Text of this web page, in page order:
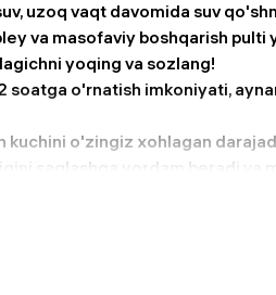
uzoq vaqt davomida suv
va masofaviy boshqarish pulti
yoqing va sozlang!
soatga o'rnatish imkoniyati,
kuchini o'zingiz xohlagan
saqlashga yordam beradi va